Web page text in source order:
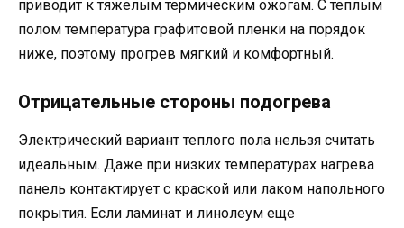
приводит к тяжелым термическим ожогам. С теплым
полом температура графитовой пленки на порядок
ниже, поэтому прогрев мягкий и комфортный.
Отрицательные стороны подогрева
Электрический вариант теплого пола нельзя считать
идеальным. Даже при низких температурах нагрева
панель контактирует с краской или лаком напольного
покрытия. Если ламинат и линолеум еще